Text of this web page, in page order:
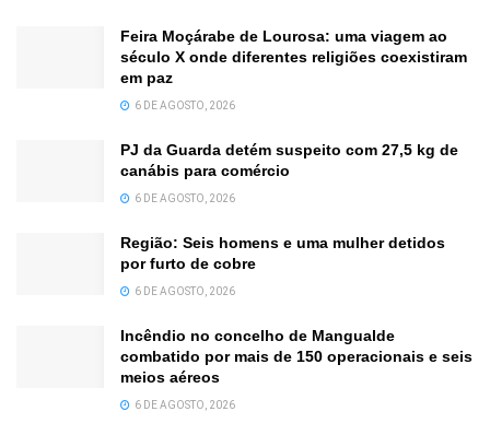
Feira Moçárabe de Lourosa: uma viagem ao
século X onde diferentes religiões coexistiram
em paz
6 DE AGOSTO, 2026
PJ da Guarda detém suspeito com 27,5 kg de
canábis para comércio
6 DE AGOSTO, 2026
Região: Seis homens e uma mulher detidos
por furto de cobre
6 DE AGOSTO, 2026
Incêndio no concelho de Mangualde
combatido por mais de 150 operacionais e seis
meios aéreos
6 DE AGOSTO, 2026